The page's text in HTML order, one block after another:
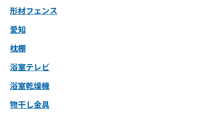
形材フェンス
愛知
枕棚
浴室テレビ
浴室乾燥機
物干し金具